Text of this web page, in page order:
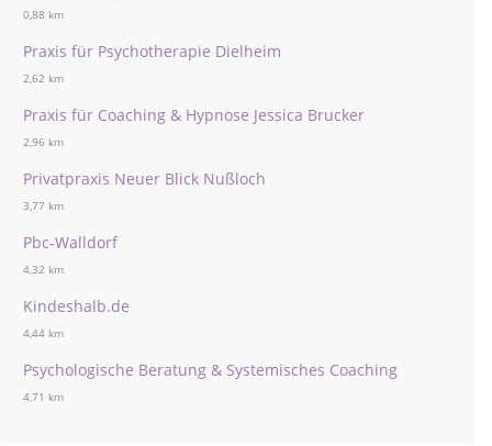
0,88 km
Praxis für Psychotherapie Dielheim
2,62 km
Praxis für Coaching & Hypnose Jessica Brucker
2,96 km
Privatpraxis Neuer Blick Nußloch
3,77 km
Pbc-Walldorf
4,32 km
Kindeshalb.de
4,44 km
Psychologische Beratung & Systemisches Coaching
4,71 km